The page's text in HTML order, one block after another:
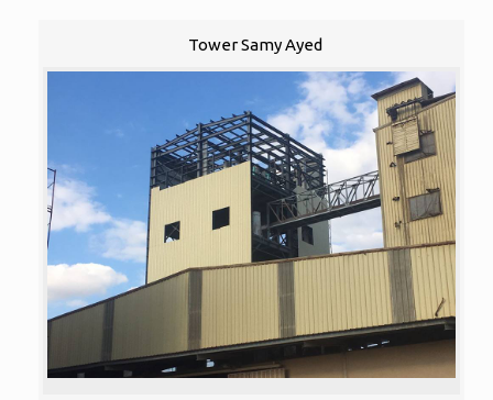
Tower Samy Ayed